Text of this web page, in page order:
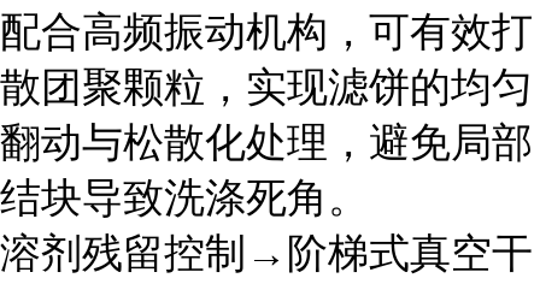
配合高频振动机构，可有效打
散团聚颗粒，实现滤饼的均匀
翻动与松散化处理，避免局部
结块导致洗涤死角。
溶剂残留控制→阶梯式真空干